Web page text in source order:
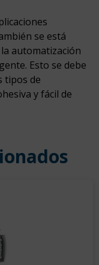
se está
automatización
Esto se debe
tipos de
y fácil de